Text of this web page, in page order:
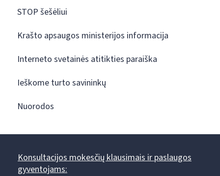
STOP šešėliui
Krašto apsaugos ministerijos informacija
Interneto svetainės atitikties paraiška
Ieškome turto savininkų
Nuorodos
Konsultacijos mokesčių klausimais ir paslaugos
gyventojams: